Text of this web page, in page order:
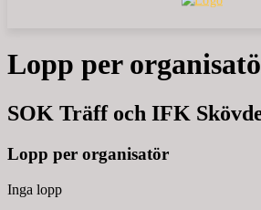
Lopp per
SOK Träff och IFK
Lopp per organisatör
Inga lopp